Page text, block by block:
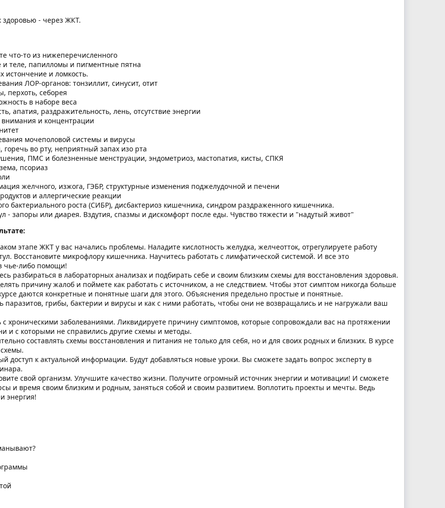
здоровью - через ЖКТ.
что-то из нижеперечисленного
теле, папилломы и пигментные пятна
истончение и ломкость.
ЛОР-органов: тонзиллит, синусит, отит
перхоть, себорея
в наборе веса
апатия, раздражительность, лень, отсутствие энергии
и концентрации
мочеполовой системы и вирусы
во рту, неприятный запах изо рта
ПМС и болезненные менструации, эндометриоз, мастопатия, кисты, СПКЯ
псориаз
желчного, изжога, ГЭБР, структурные изменения поджелудочной и печени
и аллергические реакции
бактериального роста (СИБР), дисбактериоз кишечника, синдром раздраженного кишечника.
- запоры или диарея. Вздутия, спазмы и дискомфорт после еды. Чувство тяжести и "надутый живот"
этапе ЖКТ у вас начались проблемы. Наладите кислотность желудка, желчеотток, отрегулируете работу
Восстановите микрофлору кишечника. Научитесь работать с лимфатической системой. И все это
чье-либо помощи!
разбираться в лабораторных анализах и подбирать себе и своим близким схемы для восстановления здоровья.
причину жалоб и поймете как работать с источником, а не следствием. Чтобы этот симптом никогда больше
даются конкретные и понятные шаги для этого. Объяснения предельно простые и понятные.
паразитов, грибы, бактерии и вирусы и как с ними работать, чтобы они не возвращались и не нагружали ваш
с хроническими заболеваниями. Ликвидируете причину симптомов, которые сопровождали вас на протяжении
и с которыми не справились другие схемы и методы.
составлять схемы восстановления и питания не только для себя, но и для своих родных и близких. В курсе
доступ к актуальной информации. Будут добавляться новые уроки. Вы сможете задать вопрос эксперту в
свой организм. Улучшите качество жизни. Получите огромный источник энергии и мотивации! И сможете
и время своим близким и родным, заняться собой и своим развитием. Воплотить проекты и мечты. Ведь
энергия!